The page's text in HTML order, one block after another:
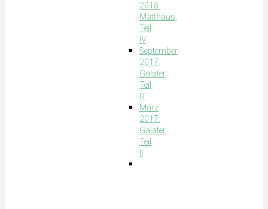
2018:
Matthäus,
Teil
IV
September
2017:
Galater,
Teil
März
2017:
Galater,
Teil